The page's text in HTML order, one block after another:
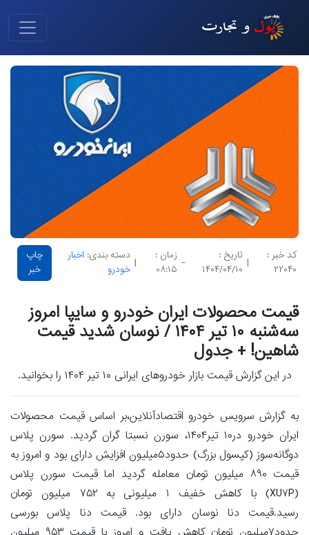
کد خبر :
۲۲۰۴۰
|
تاریخ :
۱۴۰۴/۰۴/۱۰
-
زمان :
۰۸:۱۵
|
دسته بندی: اخبار
خودرو
چاپ
خبر
قیمت محصولات ایران خودرو و سایپا امروز
سه‌شنبه ۱۰ تیر ۱۴۰۴ / نوسان شدید قیمت
شاهین! + جدول
در این گزارش قیمت بازار خودروهای ایرانی ۱۰ تیر ۱۴۰۴ را بخوانید.
به گزارش سرویس خودرو اقتصادآنلاین،بر اساس قیمت محصولات
ایران خودرو در۱۰ تیر۱۴۰۴، سورن نسبتا گران گردید. سورن پلاس
دوگانه‌سوز (کپسول بزرگ) حدود۵میلیون افزایش دارای بود و امروز به
قیمت ۸۹۰ میلیون تومان معامله گردید اما قیمت سورن پلاس
(XU۷P) با کاهش خفیف ۱ میلیونی به ۷۵۲ میلیون تومان
رسید.قیمت دنا نوسان دارای بود. قیمت دنا پلاس بورسی